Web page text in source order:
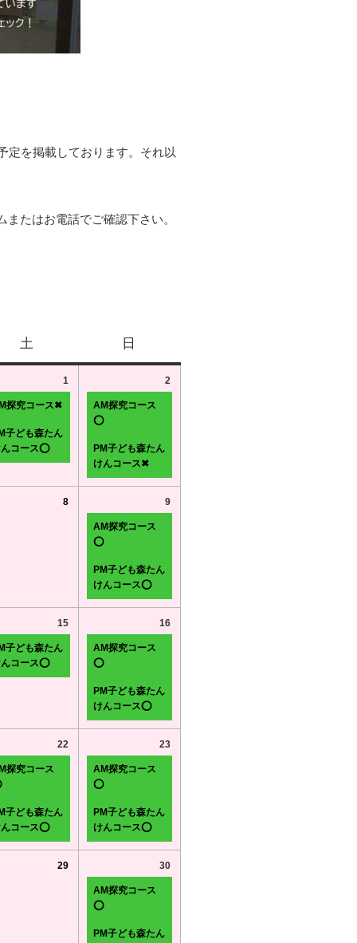
定を掲載しております。それ以
たはお電話でご確認下さい。
土 日
1
探究コース✖
子ども森たん
コース⭕
2
AM探究コース
⭕
PM子ども森たん
けんコース✖
8 9
AM探究コース
⭕
PM子ども森たん
けんコース⭕
15
子ども森たん
コース⭕
16
AM探究コース
⭕
PM子ども森たん
けんコース⭕
22
探究コース
子ども森たん
コース⭕
23
AM探究コース
⭕
PM子ども森たん
けんコース⭕
29 30
AM探究コース
⭕
PM子ども森たん